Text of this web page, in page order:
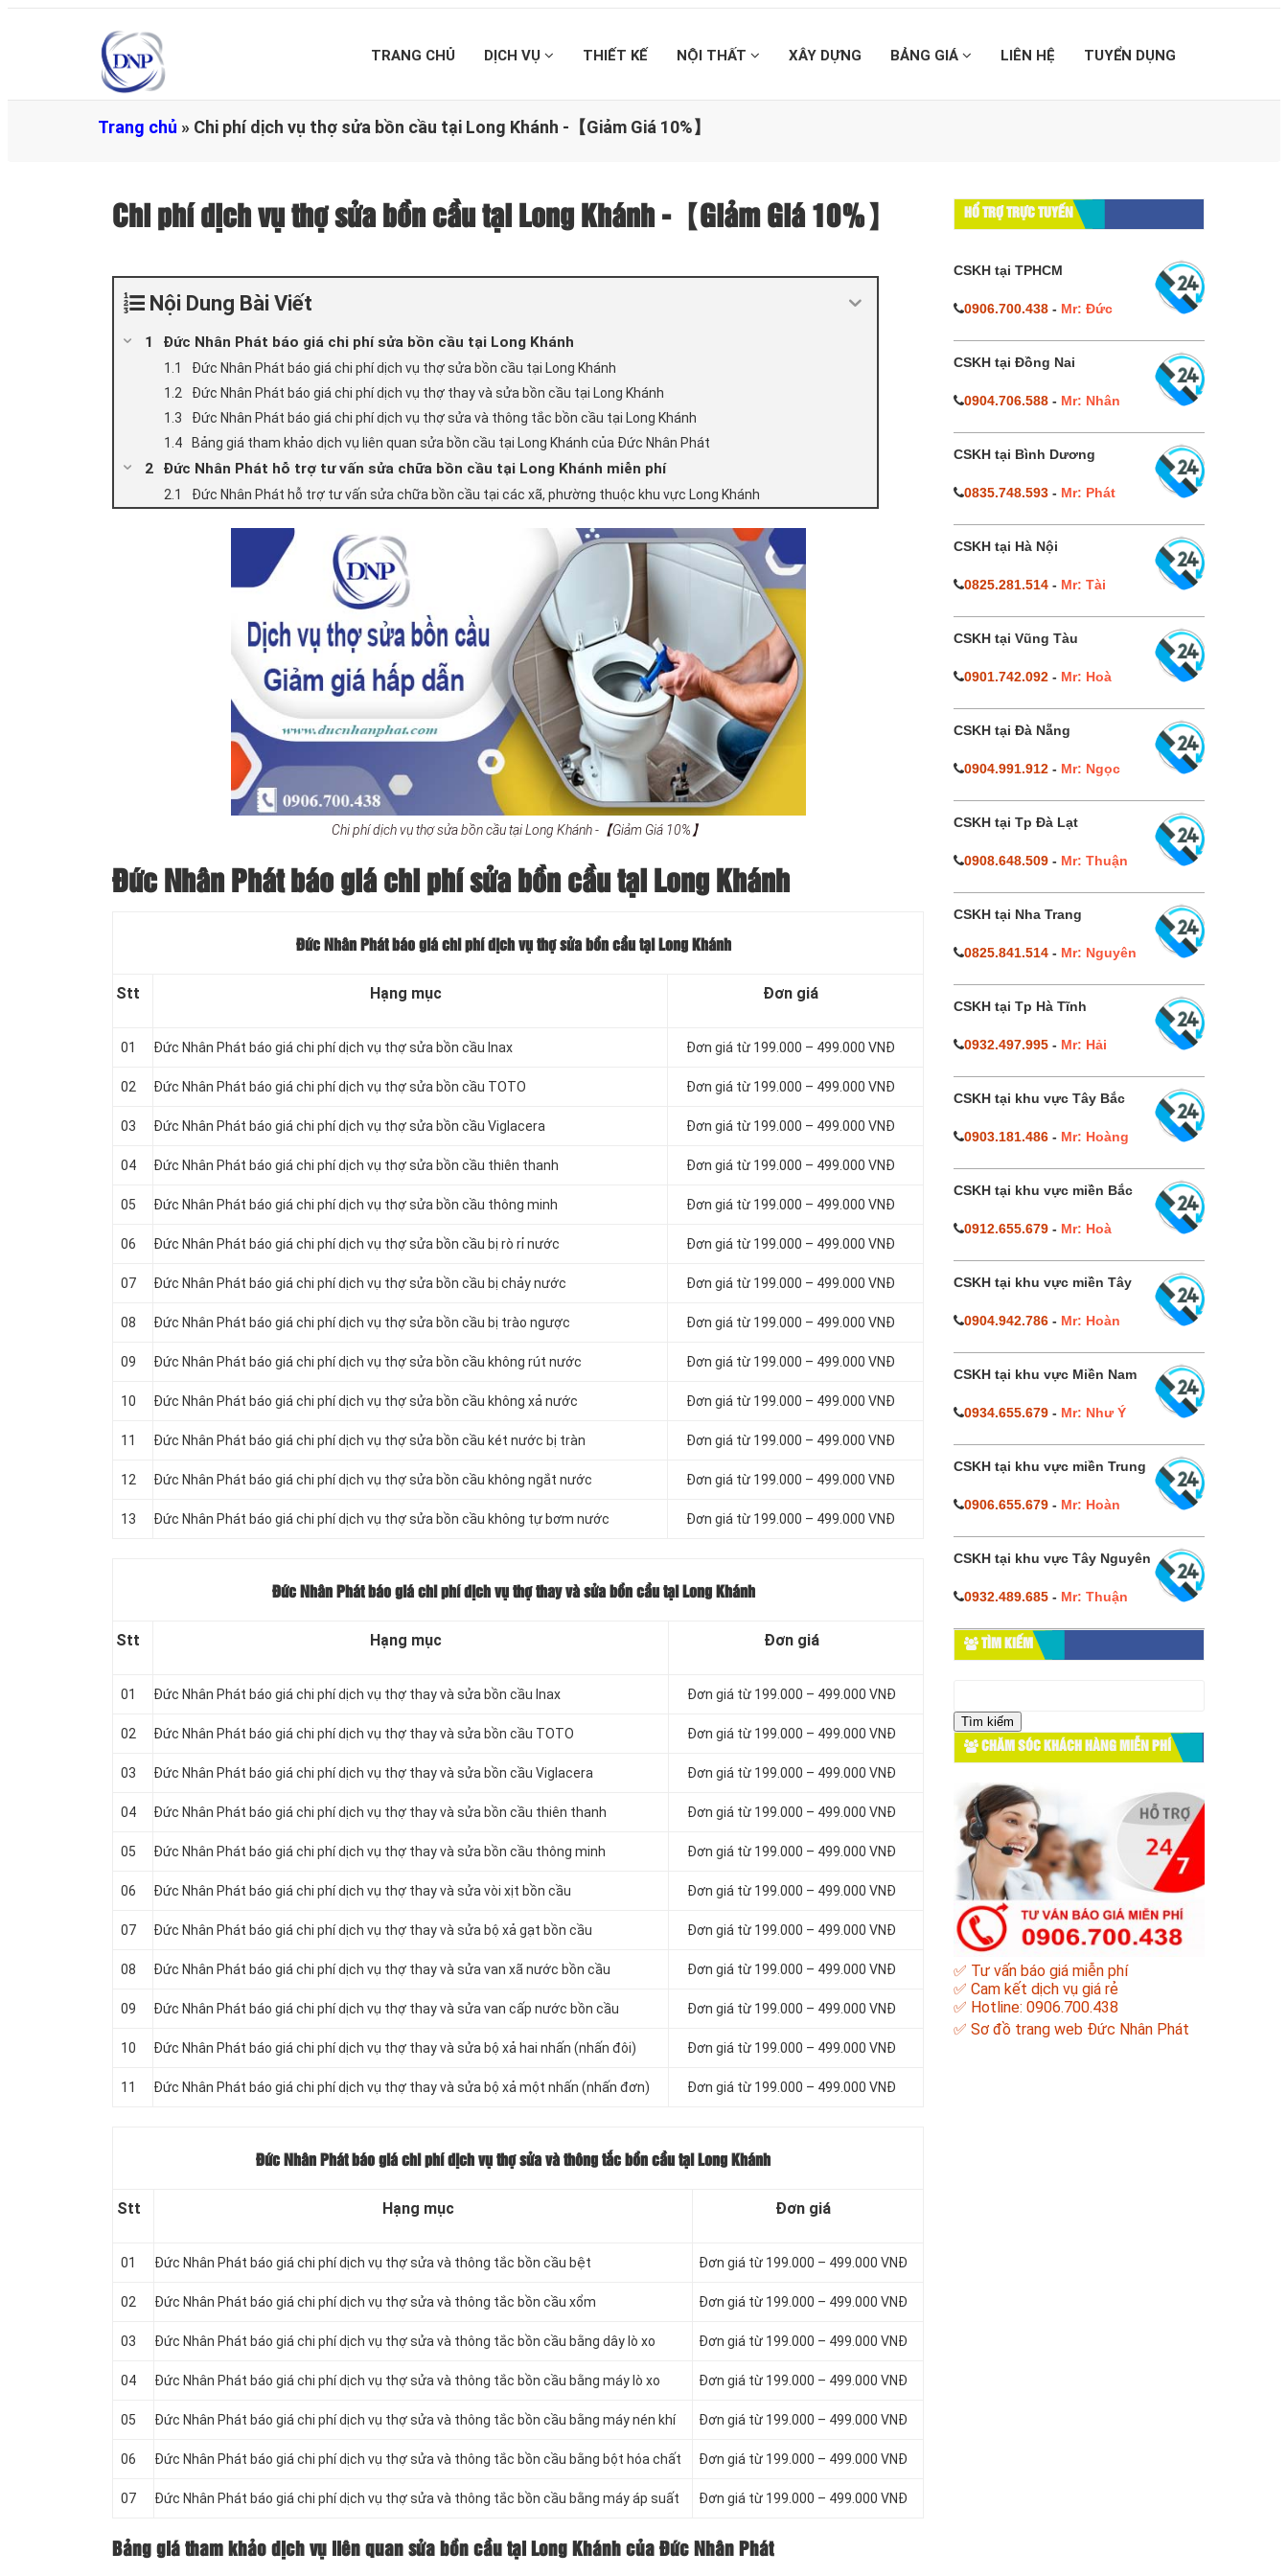
TRANG CHỦ DỊCH VỤ THIẾT KẾ NỘI THẤT XÂY DỰNG BẢNG GIÁ LIÊN HỆ TUYỂN DỤNG
Trang chủ » Chi phí dịch vụ thợ sửa bồn cầu tại Long Khánh -【Giảm Giá 10%】
Chi phí dịch vụ thợ sửa bồn cầu tại Long Khánh -【Giảm Giá 10%】
Nội Dung Bài Viết
Đức Nhân Phát báo giá chi phí sửa bồn cầu tại Long Khánh
Đức Nhân Phát báo giá chi phí dịch vụ thợ sửa bồn cầu tại Long Khánh
Đức Nhân Phát báo giá chi phí dịch vụ thợ thay và sửa bồn cầu tại Long Khánh
Đức Nhân Phát báo giá chi phí dịch vụ thợ sửa và thông tắc bồn cầu tại Long Khánh
Bảng giá tham khảo dịch vụ liên quan sửa bồn cầu tại Long Khánh của Đức Nhân Phát
Đức Nhân Phát hỗ trợ tư vấn sửa chữa bồn cầu tại Long Khánh miễn phí
Đức Nhân Phát hỗ trợ tư vấn sửa chữa bồn cầu tại các xã, phường thuộc khu vực Long Khánh
Chi phí dịch vụ thợ sửa bồn cầu tại Long Khánh -【Giảm Giá 10%】
Đức Nhân Phát báo giá chi phí sửa bồn cầu tại Long Khánh
Đức Nhân Phát báo giá chi phí dịch vụ thợ sửa bồn cầu tại Long Khánh
Stt Hạng mục Đơn giá
01 Đức Nhân Phát báo giá chi phí dịch vụ thợ sửa bồn cầu Inax Đơn giá từ 199.000 – 499.000 VNĐ
02 Đức Nhân Phát báo giá chi phí dịch vụ thợ sửa bồn cầu TOTO Đơn giá từ 199.000 – 499.000 VNĐ
03 Đức Nhân Phát báo giá chi phí dịch vụ thợ sửa bồn cầu Viglacera Đơn giá từ 199.000 – 499.000 VNĐ
04 Đức Nhân Phát báo giá chi phí dịch vụ thợ sửa bồn cầu thiên thanh Đơn giá từ 199.000 – 499.000 VNĐ
05 Đức Nhân Phát báo giá chi phí dịch vụ thợ sửa bồn cầu thông minh Đơn giá từ 199.000 – 499.000 VNĐ
06 Đức Nhân Phát báo giá chi phí dịch vụ thợ sửa bồn cầu bị rò rỉ nước Đơn giá từ 199.000 – 499.000 VNĐ
07 Đức Nhân Phát báo giá chi phí dịch vụ thợ sửa bồn cầu bị chảy nước Đơn giá từ 199.000 – 499.000 VNĐ
08 Đức Nhân Phát báo giá chi phí dịch vụ thợ sửa bồn cầu bị trào ngược Đơn giá từ 199.000 – 499.000 VNĐ
09 Đức Nhân Phát báo giá chi phí dịch vụ thợ sửa bồn cầu không rút nước Đơn giá từ 199.000 – 499.000 VNĐ
10 Đức Nhân Phát báo giá chi phí dịch vụ thợ sửa bồn cầu không xả nước Đơn giá từ 199.000 – 499.000 VNĐ
11 Đức Nhân Phát báo giá chi phí dịch vụ thợ sửa bồn cầu két nước bị tràn Đơn giá từ 199.000 – 499.000 VNĐ
12 Đức Nhân Phát báo giá chi phí dịch vụ thợ sửa bồn cầu không ngắt nước Đơn giá từ 199.000 – 499.000 VNĐ
13 Đức Nhân Phát báo giá chi phí dịch vụ thợ sửa bồn cầu không tự bơm nước Đơn giá từ 199.000 – 499.000 VNĐ
Đức Nhân Phát báo giá chi phí dịch vụ thợ thay và sửa bồn cầu tại Long Khánh
Stt Hạng mục Đơn giá
01 Đức Nhân Phát báo giá chi phí dịch vụ thợ thay và sửa bồn cầu Inax Đơn giá từ 199.000 – 499.000 VNĐ
02 Đức Nhân Phát báo giá chi phí dịch vụ thợ thay và sửa bồn cầu TOTO Đơn giá từ 199.000 – 499.000 VNĐ
03 Đức Nhân Phát báo giá chi phí dịch vụ thợ thay và sửa bồn cầu Viglacera Đơn giá từ 199.000 – 499.000 VNĐ
04 Đức Nhân Phát báo giá chi phí dịch vụ thợ thay và sửa bồn cầu thiên thanh Đơn giá từ 199.000 – 499.000 VNĐ
05 Đức Nhân Phát báo giá chi phí dịch vụ thợ thay và sửa bồn cầu thông minh Đơn giá từ 199.000 – 499.000 VNĐ
06 Đức Nhân Phát báo giá chi phí dịch vụ thợ thay và sửa vòi xịt bồn cầu Đơn giá từ 199.000 – 499.000 VNĐ
07 Đức Nhân Phát báo giá chi phí dịch vụ thợ thay và sửa bộ xả gạt bồn cầu Đơn giá từ 199.000 – 499.000 VNĐ
08 Đức Nhân Phát báo giá chi phí dịch vụ thợ thay và sửa van xã nước bồn cầu Đơn giá từ 199.000 – 499.000 VNĐ
09 Đức Nhân Phát báo giá chi phí dịch vụ thợ thay và sửa van cấp nước bồn cầu Đơn giá từ 199.000 – 499.000 VNĐ
10 Đức Nhân Phát báo giá chi phí dịch vụ thợ thay và sửa bộ xả hai nhấn (nhấn đôi) Đơn giá từ 199.000 – 499.000 VNĐ
11 Đức Nhân Phát báo giá chi phí dịch vụ thợ thay và sửa bộ xả một nhấn (nhấn đơn) Đơn giá từ 199.000 – 499.000 VNĐ
Đức Nhân Phát báo giá chi phí dịch vụ thợ sửa và thông tắc bồn cầu tại Long Khánh
Stt Hạng mục Đơn giá
01 Đức Nhân Phát báo giá chi phí dịch vụ thợ sửa và thông tắc bồn cầu bệt Đơn giá từ 199.000 – 499.000 VNĐ
02 Đức Nhân Phát báo giá chi phí dịch vụ thợ sửa và thông tắc bồn cầu xổm Đơn giá từ 199.000 – 499.000 VNĐ
03 Đức Nhân Phát báo giá chi phí dịch vụ thợ sửa và thông tắc bồn cầu bằng dây lò xo Đơn giá từ 199.000 – 499.000 VNĐ
04 Đức Nhân Phát báo giá chi phí dịch vụ thợ sửa và thông tắc bồn cầu bằng máy lò xo Đơn giá từ 199.000 – 499.000 VNĐ
05 Đức Nhân Phát báo giá chi phí dịch vụ thợ sửa và thông tắc bồn cầu bằng máy nén khí Đơn giá từ 199.000 – 499.000 VNĐ
06 Đức Nhân Phát báo giá chi phí dịch vụ thợ sửa và thông tắc bồn cầu bằng bột hóa chất Đơn giá từ 199.000 – 499.000 VNĐ
07 Đức Nhân Phát báo giá chi phí dịch vụ thợ sửa và thông tắc bồn cầu bằng máy áp suất Đơn giá từ 199.000 – 499.000 VNĐ
Bảng giá tham khảo dịch vụ liên quan sửa bồn cầu tại Long Khánh của Đức Nhân Phát
HỔ TRỢ TRỰC TUYẾN
CSKH tại TPHCM
0906.700.438- Mr: Đức
CSKH tại Đồng Nai
0904.706.588- Mr: Nhân
CSKH tại Bình Dương
0835.748.593- Mr: Phát
CSKH tại Hà Nội
0825.281.514- Mr: Tài
CSKH tại Vũng Tàu
0901.742.092- Mr: Hoà
CSKH tại Đà Nẵng
0904.991.912- Mr: Ngọc
CSKH tại Tp Đà Lạt
0908.648.509- Mr: Thuận
CSKH tại Nha Trang
0825.841.514- Mr: Nguyên
CSKH tại Tp Hà Tĩnh
0932.497.995- Mr: Hải
CSKH tại khu vực Tây Bắc
0903.181.486- Mr: Hoàng
CSKH tại khu vực miền Bắc
0912.655.679- Mr: Hoà
CSKH tại khu vực miền Tây
0904.942.786- Mr: Hoàn
CSKH tại khu vực Miền Nam
0934.655.679- Mr: Như Ý
CSKH tại khu vực miền Trung
0906.655.679- Mr: Hoàn
CSKH tại khu vực Tây Nguyên
0932.489.685- Mr: Thuận
TÌM KIẾM
cho:
CHĂM SÓC KHÁCH HÀNG MIỄN PHÍ
✅ Tư vấn báo giá miễn phí
✅ Cam kết dịch vụ giá rẻ
✅ Hotline: 0906.700.438
✅ Sơ đồ trang web Đức Nhân Phát